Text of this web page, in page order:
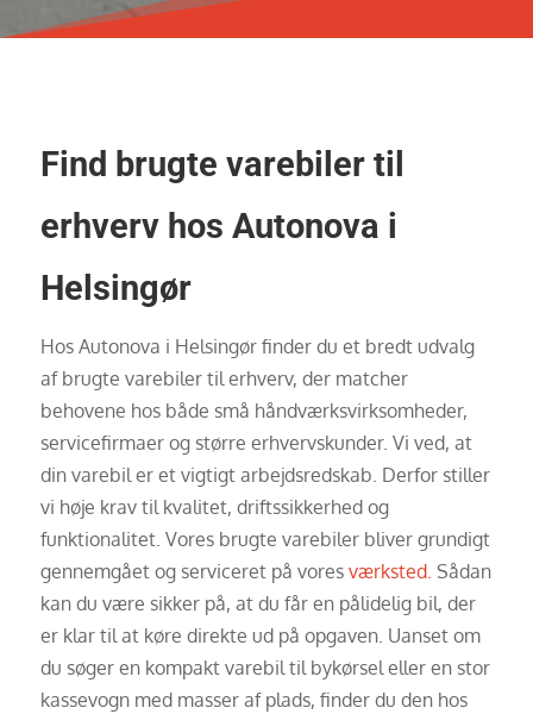
Find brugte varebiler til
erhverv hos Autonova i
Helsingør
Hos Autonova i Helsingør finder du et bredt udvalg
af brugte varebiler til erhverv, der matcher
behovene hos både små håndværksvirksomheder,
servicefirmaer og større erhvervskunder. Vi ved, at
din varebil er et vigtigt arbejdsredskab. Derfor stiller
vi høje krav til kvalitet, driftssikkerhed og
funktionalitet. Vores brugte varebiler bliver grundigt
gennemgået og serviceret på vores værksted. Sådan
kan du være sikker på, at du får en pålidelig bil, der
er klar til at køre direkte ud på opgaven. Uanset om
du søger en kompakt varebil til bykørsel eller en stor
kassevogn med masser af plads, finder du den hos